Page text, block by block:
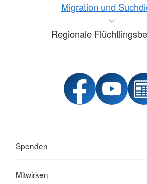
Migration und
Regionale
Spenden
Mitwirken